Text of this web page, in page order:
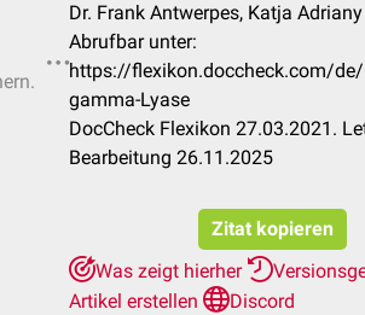
Dr. Frank Antwerpes, Katja Adriany
Abrufbar unter:
https://flexikon.doccheck.com/
gamma-Lyase
DocCheck Flexikon 27.03.2021.
Bearbeitung 26.11.2025
Zitat kopieren
Was zeigt hierher
Artikel erstellen
Discord